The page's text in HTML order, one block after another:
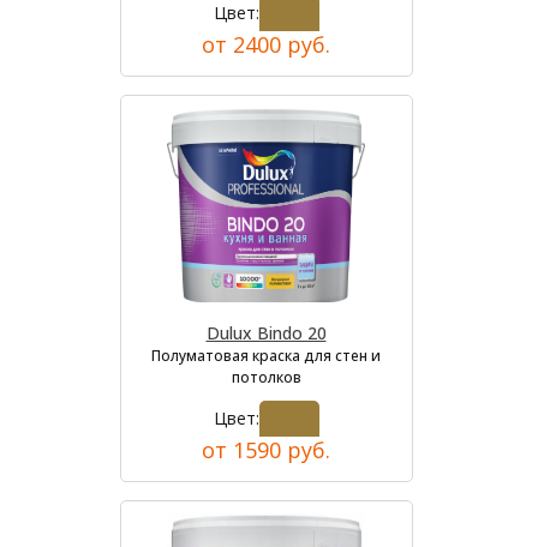
Цвет:
от 2400 руб.
Dulux Bindo 20
Полуматовая краска для стен и
потолков
Цвет:
от 1590 руб.